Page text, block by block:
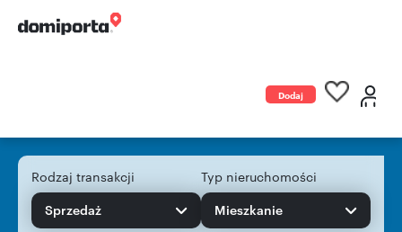
Dodaj
Rodzaj transakcji
Sprzedaż
Typ nieruchomości
Mieszkanie